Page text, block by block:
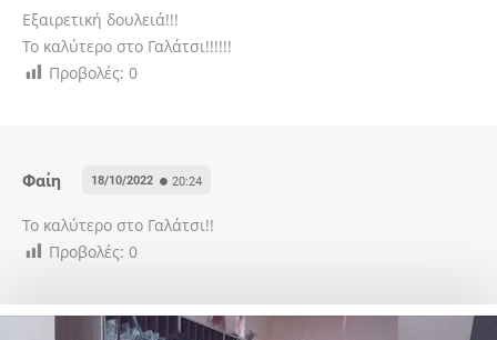
Εξαιρετική δουλειά!!!
Το καλύτερο στο Γαλάτσι!!!!!!
Προβολές: 0
Φαίη 18/10/2022 20:24
Το καλύτερο στο Γαλάτσι!!
Προβολές: 0